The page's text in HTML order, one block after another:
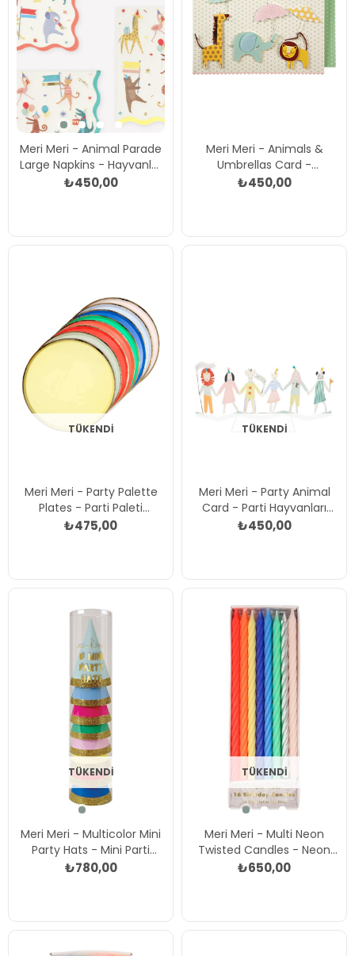
Meri Meri - Animal Parade
Large Napkins - Hayvanlar
Geçit Töreni Peçeteler
₺450,00
Meri Meri - Animals &
Umbrellas Card -
Şemsiyeli Hayvanlar Tebrik
₺450,00
TÜKENDI
Meri Meri - Party Palette
Plates - Parti Paleti
Tabaklar - M - 8'li Çok
₺475,00
TÜKENDI
Meri Meri - Party Animal
Card - Parti Hayvanları
Tebrik Kartı Çok Renkli
₺450,00
TÜKENDI
Meri Meri - Multicolor Mini
Party Hats - Mini Parti
Şapkaları - Çok Renkli Çok
₺780,00
TÜKENDI
Meri Meri - Multi Neon
Twisted Candles - Neon
Mumlar Çok Renkli
₺650,00